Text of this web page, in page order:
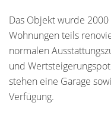
Das Objekt wurde
Wohnungen teils
normalen
und
stehen eine Garage
Verfügung.